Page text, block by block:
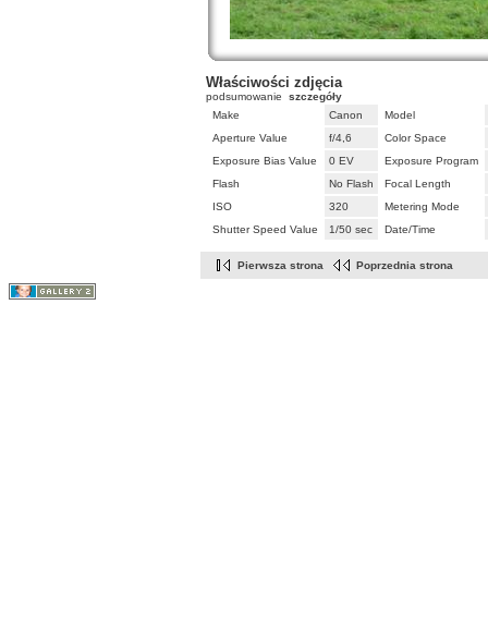
Właściwości zdjęcia
podsumowanie szczegóły
Make
Canon
Model
Aperture Value
f/4,6
Color Space
Exposure Bias Value
0 EV
Exposure Program
Flash
No Flash
Focal Length
ISO
320
Metering Mode
Shutter Speed Value
1/50 sec Date/Time
Pierwsza strona Poprzednia strona